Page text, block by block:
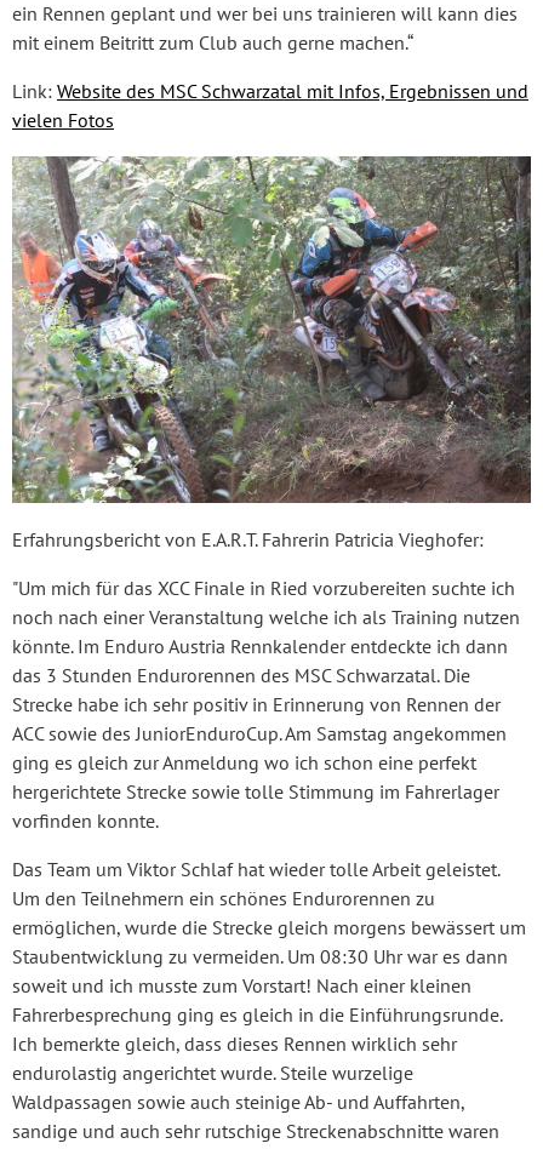
ein Rennen geplant und wer bei uns trainieren will kann dies
mit einem Beitritt zum Club auch gerne machen.“
Link: Website des MSC Schwarzatal mit Infos, Ergebnissen und
vielen Fotos
Erfahrungsbericht von E.A.R.T. Fahrerin Patricia Vieghofer:
"Um mich für das XCC Finale in Ried vorzubereiten suchte ich
noch nach einer Veranstaltung welche ich als Training nutzen
könnte. Im Enduro Austria Rennkalender entdeckte ich dann
das 3 Stunden Endurorennen des MSC Schwarzatal. Die
Strecke habe ich sehr positiv in Erinnerung von Rennen der
ACC sowie des JuniorEnduroCup. Am Samstag angekommen
ging es gleich zur Anmeldung wo ich schon eine perfekt
hergerichtete Strecke sowie tolle Stimmung im Fahrerlager
vorfinden konnte.
Das Team um Viktor Schlaf hat wieder tolle Arbeit geleistet.
Um den Teilnehmern ein schönes Endurorennen zu
ermöglichen, wurde die Strecke gleich morgens bewässert um
Staubentwicklung zu vermeiden. Um 08:30 Uhr war es dann
soweit und ich musste zum Vorstart! Nach einer kleinen
Fahrerbesprechung ging es gleich in die Einführungsrunde.
Ich bemerkte gleich, dass dieses Rennen wirklich sehr
endurolastig angerichtet wurde. Steile wurzelige
Waldpassagen sowie auch steinige Ab- und Auffahrten,
sandige und auch sehr rutschige Streckenabschnitte waren